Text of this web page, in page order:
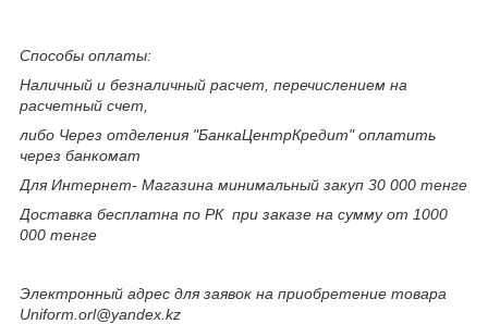
Способы оплаты:
Наличный и безналичный расчет, перечислением на
расчетный счет,
либо Через отделения "БанкаЦентрКредит" оплатить
через банкомат
Для Интернет- Магазина минимальный закуп 30 000 тенге
Доставка бесплатна по РК при заказе на сумму от 1000
000 тенге
Электронный адрес для заявок на приобретение товара
Uniform.orl@yandex.kz